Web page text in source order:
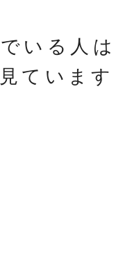
いる人は
ています